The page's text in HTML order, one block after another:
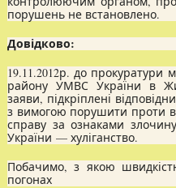
порушень не встановлено.
Довідково:
19.11.2012р. до прокуратури
району УМВС України в
заяви, підкріплені
з вимогою порушити проти
справу за ознаками
України — хуліганство.
Побачимо, з якою
погонах